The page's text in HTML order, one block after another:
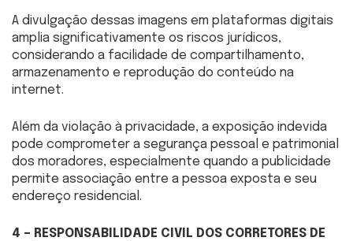
A divulgação dessas imagens em plataformas digitais
amplia significativamente os riscos jurídicos,
considerando a facilidade de compartilhamento,
armazenamento e reprodução do conteúdo na
internet.
Além da violação à privacidade, a exposição indevida
pode comprometer a segurança pessoal e patrimonial
dos moradores, especialmente quando a publicidade
permite associação entre a pessoa exposta e seu
endereço residencial.
4 – RESPONSABILIDADE CIVIL DOS CORRETORES DE